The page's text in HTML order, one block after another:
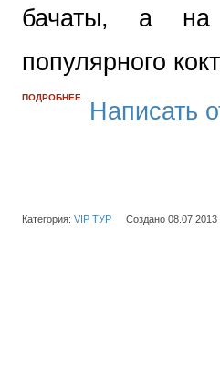
бачаты, а на
популярного
ПОДРОБНЕЕ...
Написать
Категория: VIP ТУР Создано 08.07.2013